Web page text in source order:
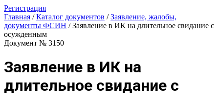
Регистрация
Главная / Каталог документов / Заявление, жалобы,
документы ФСИН / Заявление в ИК на длительное свидание с
осужденным
Документ № 3150
Заявление в ИК на
длительное свидание с